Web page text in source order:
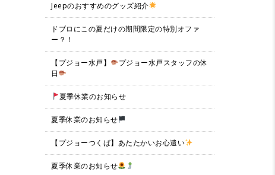
Jeepのおすすめのグッズ紹介
ドブロにこの夏だけの期間限定の特別オファ
ー？！
【プジョー水戸】
プジョー水戸スタッフの休
日
夏季休業のお知らせ
夏季休業のお知らせ
【プジョーつくば】あたたかいお心遣い
夏季休業のお知らせ